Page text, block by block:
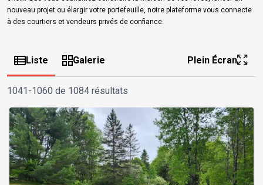
nouveau projet ou élargir votre portefeuille, notre plateforme vous connecte
à des courtiers et vendeurs privés de confiance.
Liste Galerie Plein Écran
1041-1060 de 1084 résultats